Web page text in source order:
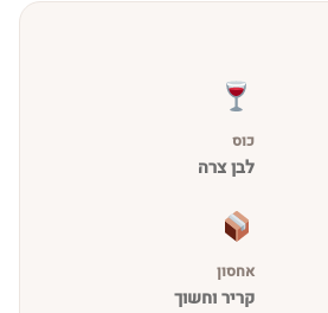
כוס
לבן צרה
אחסון
קריר וחשוך